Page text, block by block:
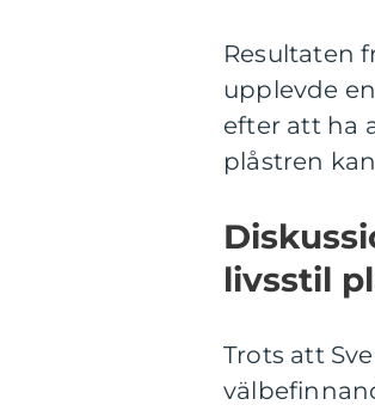
Resultaten
upplevde
efter att ha
plåstren
livsstil
Trots att